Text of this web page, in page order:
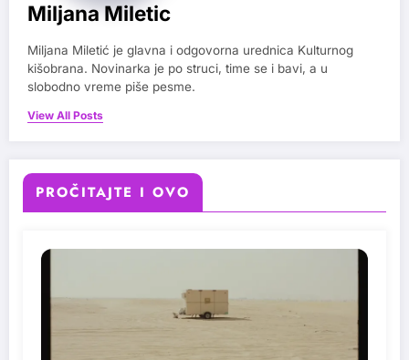
Miljana Miletic
Miljana Miletić je glavna i odgovorna urednica Kulturnog
kišobrana. Novinarka je po struci, time se i bavi, a u
slobodno vreme piše pesme.
View All Posts
PROČITAJTE I OVO